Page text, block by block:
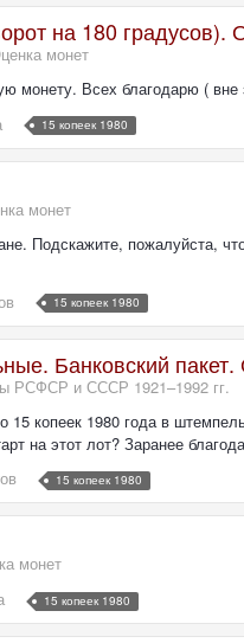
на 180 градусов).
монет
монету. Всех благодарю ( вне
15 копеек 1980
монет
Подскажите, пожалуйста,
15 копеек 1980
Банковский
РСФСР и СССР 1921–1992 гг.
копеек 1980 года в
на этот лот? Заранее
15 копеек 1980
монет
15 копеек 1980